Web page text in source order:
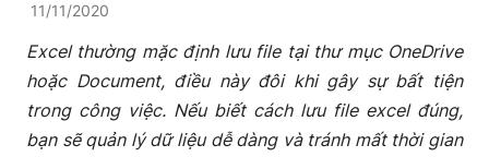
11/11/2020
Excel thường mặc định lưu file tại thư mục OneDrive
hoặc Document, điều này đôi khi gây sự bất tiện
trong công việc. Nếu biết cách lưu file excel đúng,
bạn sẽ quản lý dữ liệu dễ dàng và tránh mất thời gian